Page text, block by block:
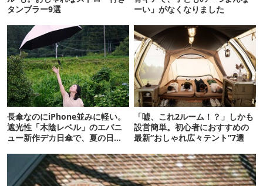
タンブラー9選
ーい」がなくなりました
長傘なのにiPhone並みに軽い。
遮光性「木陰レベル」のエバニ
ュー新作デカ日傘で、夏の日焼
「嘘、これ2ルーム！？」しかも
設営簡単。初心者におすすめの
最新“おしゃれ広々テント”7選